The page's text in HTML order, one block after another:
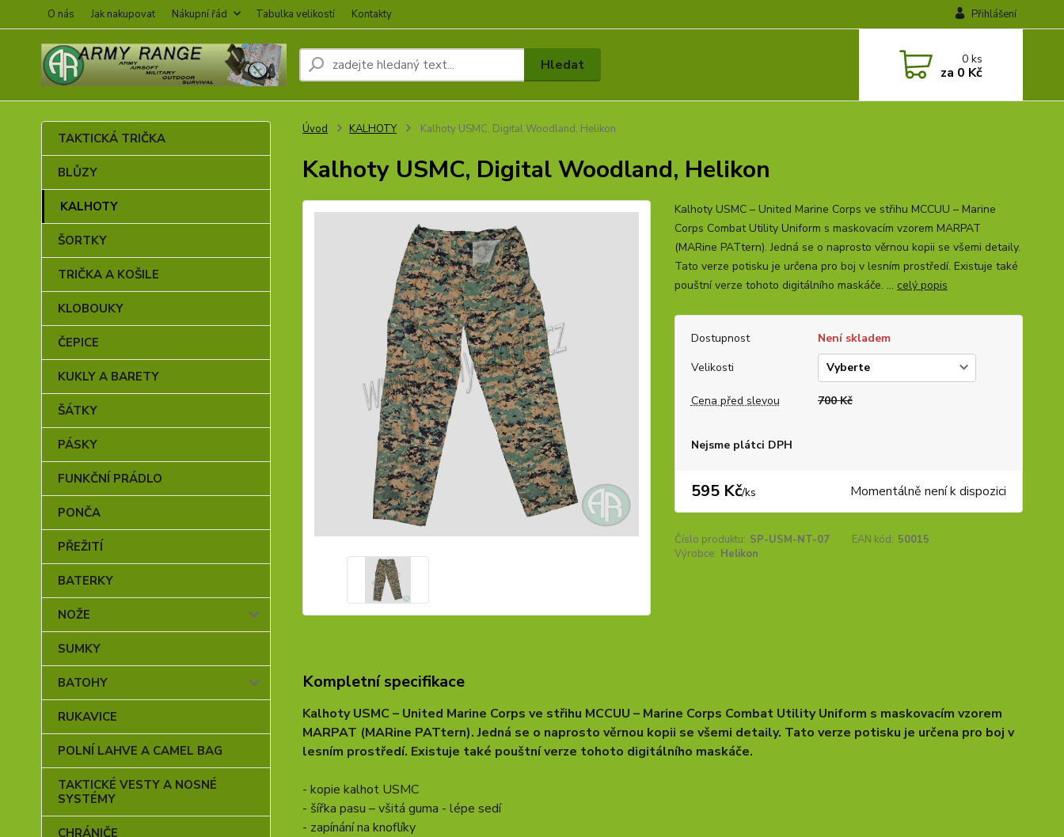
O nás Jak nakupovat Nákupní řád Tabulka velikostí Kontakty Přihlášení
Hledat 0ks
za 0 Kč
TAKTICKÁ TRIČKA
BLŮZY
KALHOTY
ŠORTKY
TRIČKA A KOŠILE
KLOBOUKY
ČEPICE
KUKLY A BARETY
ŠÁTKY
PÁSKY
FUNKČNÍ PRÁDLO
PONČA
PŘEŽITÍ
BATERKY
NOŽE
SUMKY
BATOHY
RUKAVICE
POLNÍ LAHVE A CAMEL BAG
TAKTICKÉ VESTY A NOSNÉ
SYSTÉMY
CHRÁNIČE
Úvod KALHOTY Kalhoty USMC, Digital Woodland, Helikon
Kalhoty USMC, Digital Woodland, Helikon
Kalhoty USMC – United Marine Corps ve střihu MCCUU – Marine
Corps Combat Utility Uniform s maskovacím vzorem MARPAT
(MARine PATtern). Jedná se o naprosto věrnou kopii se všemi detaily.
Tato verze potisku je určena pro boj v lesním prostředí. Existuje také
pouštní verze tohoto digitálního maskáče. ... celý popis
Dostupnost
Není skladem
Velikosti
Cena před slevou 700 Kč
Nejsme plátci DPH
595 Kč/ks Momentálně není k dispozici
Číslo produktu: SP-USM-NT-07 EAN kód: 50015
Výrobce: Helikon
Kompletní specifikace
Kalhoty USMC – United Marine Corps ve střihu MCCUU – Marine Corps Combat Utility Uniform s maskovacím vzorem
MARPAT (MARine PATtern). Jedná se o naprosto věrnou kopii se všemi detaily. Tato verze potisku je určena pro boj v
lesním prostředí. Existuje také pouštní verze tohoto digitálního maskáče.
- kopie kalhot USMC
- šířka pasu – všitá guma - lépe sedí
- zapínání na knoflíky